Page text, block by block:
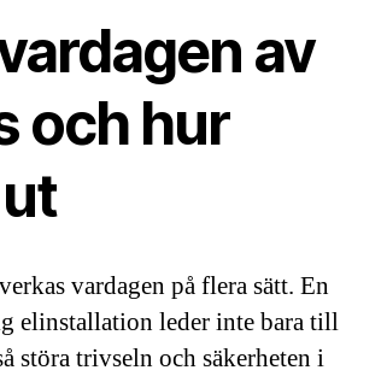
av
och hur
vardagen på flera sätt. En
elinstallation leder inte bara till
störa trivseln och säkerheten i